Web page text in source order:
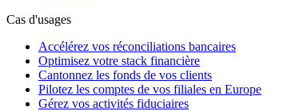
Cas d'usages
Accélérez vos réconciliations bancaires
Optimisez votre stack financière
Cantonnez les fonds de vos clients
Pilotez les comptes de vos filiales en Europe
Gérez vos activités fiduciaires